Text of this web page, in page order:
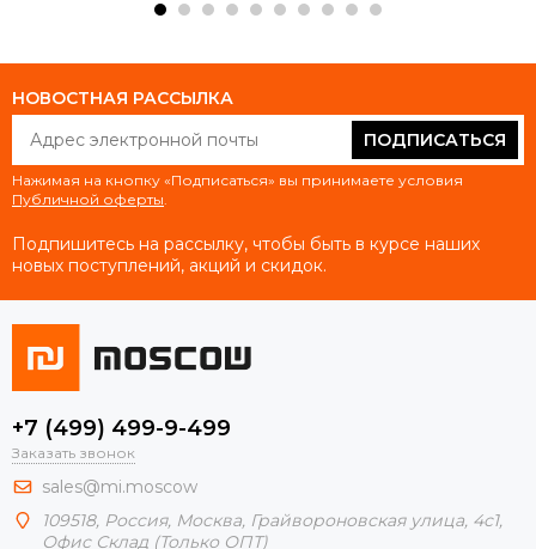
НОВОСТНАЯ РАССЫЛКА
ПОДПИСАТЬСЯ
Нажимая на кнопку «Подписаться» вы принимаете условия
Публичной оферты.
Подпишитесь на рассылку, чтобы быть в курсе наших
новых поступлений, акций и скидок.
+7 (499) 499-9-499
Заказать звонок
sales@mi.moscow
109518, Россия, Москва, Грайвороновская улица, 4с1,
Офис Склад (Только ОПТ)